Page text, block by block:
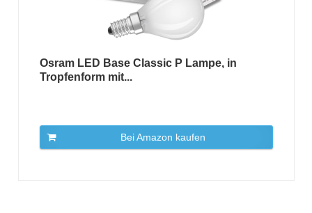
Osram LED Base Classic P Lampe, in
Tropfenform mit...
Bei Amazon kaufen